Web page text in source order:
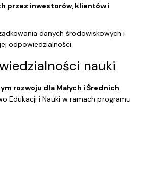
przez inwestorów, klientów i
danych środowiskowych i
odpowiedzialności.
nauki
rozwoju dla Małych i Średnich
Edukacji i Nauki w ramach programu